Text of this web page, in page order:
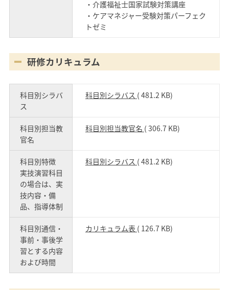
・介護福祉士国家試験対策講座
・ケアマネジャー受験対策パーフェク
トゼミ
研修カリキュラム
科目別シラバ
ス
科目別シラバス ( 481.2 KB)
科目別担当教
官名
科目別担当教官名 ( 306.7 KB)
科目別特徴
実技演習科目
の場合は、実
技内容・備
品、指導体制
科目別シラバス ( 481.2 KB)
科目別通信・
事前・事後学
習とする内容
および時間
カリキュラム表 ( 126.7 KB)